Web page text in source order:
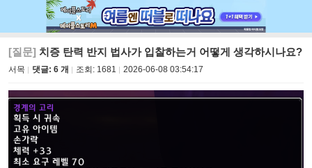
[질문] 치증 탄력 반지 법사가 입찰하는거 어떻게 생각하시나요?
서목 댓글: 6 개 조회: 1681 2026-06-08 03:54:17